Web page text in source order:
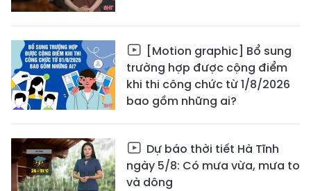
[Motion graphic] Bổ sung
trường hợp được cộng điểm
khi thi công chức từ 1/8/2026
bao gồm những ai?
Dự báo thời tiết Hà Tĩnh
ngày 5/8: Có mưa vừa, mưa to
và dông